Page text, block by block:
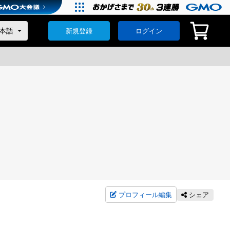
新規登録 ログイン
プロフィール編集 シェア